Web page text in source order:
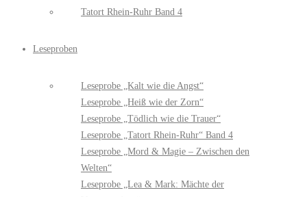
Tatort Rhein-Ruhr Band 4
Leseproben
Leseprobe „Kalt wie die Angst“
Leseprobe „Heiß wie der Zorn“
Leseprobe „Tödlich wie die Trauer“
Leseprobe „Tatort Rhein-Ruhr“ Band 4
Leseprobe „Mord & Magie – Zwischen den
Welten“
Leseprobe „Lea & Mark: Mächte der